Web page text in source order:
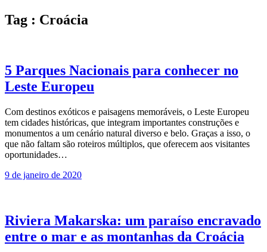
Tag : Croácia
5 Parques Nacionais para conhecer no
Leste Europeu
Com destinos exóticos e paisagens memoráveis, o Leste Europeu
tem cidades históricas, que integram importantes construções e
monumentos a um cenário natural diverso e belo. Graças a isso, o
que não faltam são roteiros múltiplos, que oferecem aos visitantes
oportunidades…
9 de janeiro de 2020
Riviera Makarska: um paraíso encravado
entre o mar e as montanhas da Croácia